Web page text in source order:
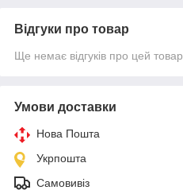
Відгуки про товар
Ще немає відгуків про цей товар
Умови доставки
Нова Пошта
Укрпошта
Самовивіз